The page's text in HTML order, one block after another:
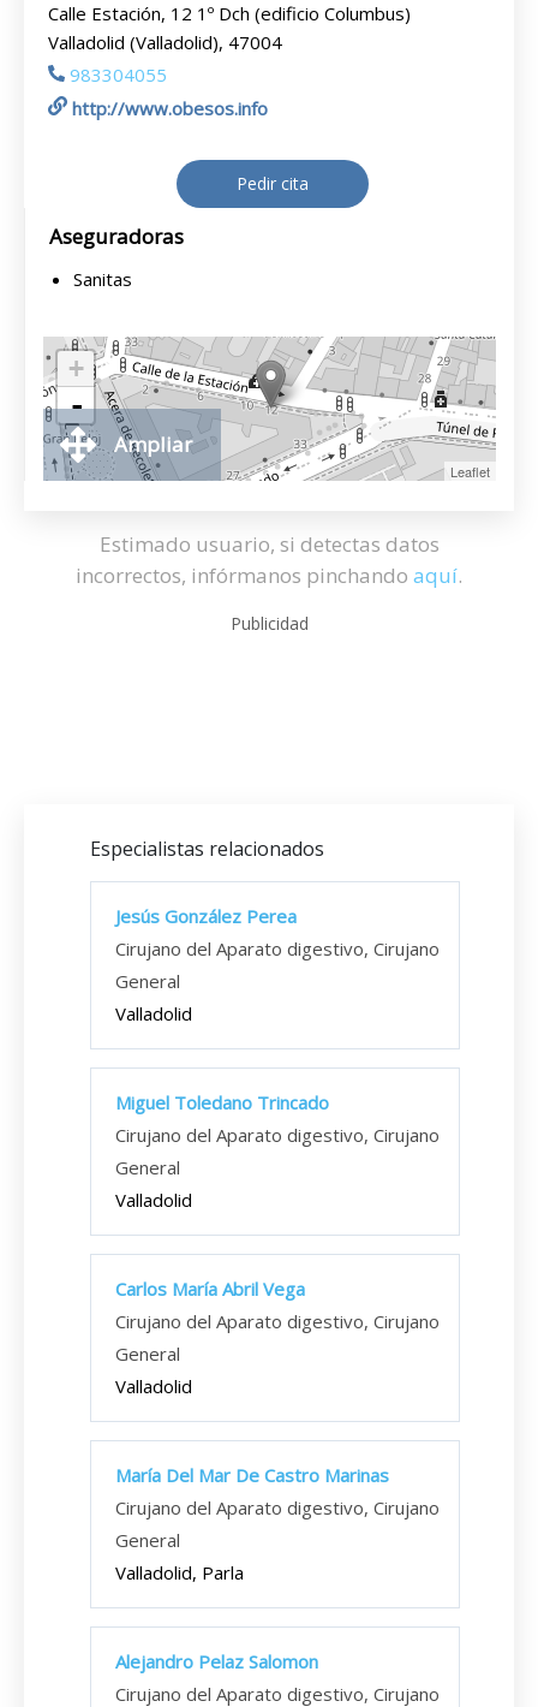
Calle Estación, 12 1º Dch (edificio Columbus)
Valladolid (Valladolid), 47004
983304055
http://www.obesos.info
Pedir cita
Aseguradoras
Sanitas
+
-
Leaflet
Ampliar
Estimado usuario, si detectas datos
incorrectos, infórmanos pinchando aquí.
Publicidad
Especialistas relacionados
Jesús González Perea
Cirujano del Aparato digestivo, Cirujano
General
Valladolid
Miguel Toledano Trincado
Cirujano del Aparato digestivo, Cirujano
General
Valladolid
Carlos María Abril Vega
Cirujano del Aparato digestivo, Cirujano
General
Valladolid
María Del Mar De Castro Marinas
Cirujano del Aparato digestivo, Cirujano
General
Valladolid, Parla
Alejandro Pelaz Salomon
Cirujano del Aparato digestivo, Cirujano